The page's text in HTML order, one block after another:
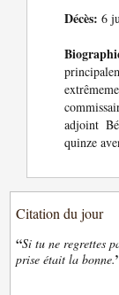
Décès: 6
adjoint
quinze
Citation du jour
“Si tu ne regrettes
prise était la bonne.